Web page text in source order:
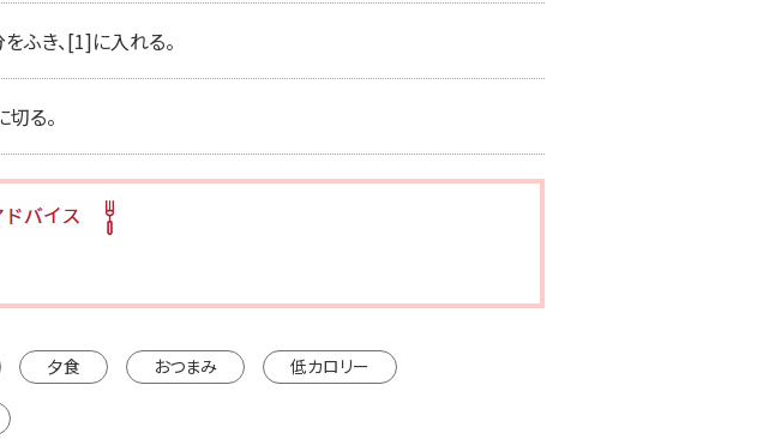
ふき、[1]に入れる。
る。
夕食 おつまみ 低カロリー